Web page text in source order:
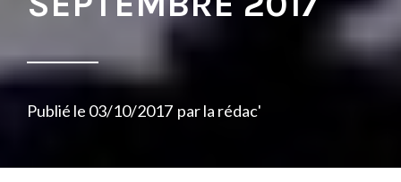
Publié le 03/10/2017 parla rédac'